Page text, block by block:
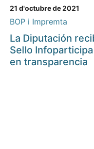
21 d'octubre de 2021
BOP i Impremta
La Diputación
Sello
en transparencia